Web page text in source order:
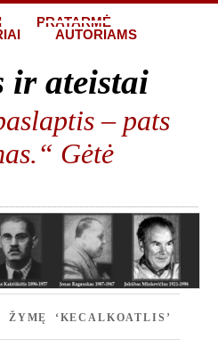
PRATARMĖ
AUTORIAMS
ir ateistai
– pats
Gėtė
‘KECALKOATLIS’